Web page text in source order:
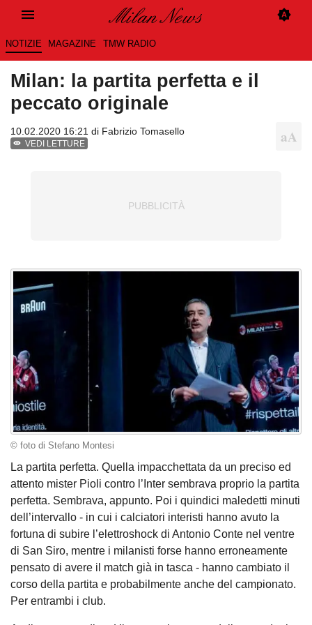
NOTIZIE MAGAZINE TMW RADIO
Milan: la partita perfetta e il
peccato originale
10.02.2020 16:21 di Fabrizio Tomasello
VEDI LETTURE
© foto di Stefano Montesi
La partita perfetta. Quella impacchettata da un preciso ed
attento mister Pioli contro l’Inter sembrava proprio la partita
perfetta. Sembrava, appunto. Poi i quindici maledetti minuti
dell’intervallo - in cui i calciatori interisti hanno avuto la
fortuna di subire l’elettroshock di Antonio Conte nel ventre
di San Siro, mentre i milanisti forse hanno erroneamente
pensato di avere il match già in tasca - hanno cambiato il
corso della partita e probabilmente anche del campionato.
Per entrambi i club.